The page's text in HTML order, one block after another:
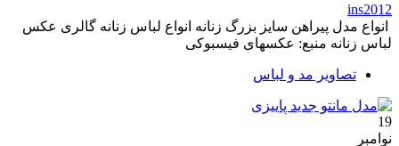
ins2012
انواع مدل پیراهن سایز بزرگ زنانه انواع لباس زنانه گالری عکس
لباس زنانه منبع: عکسهای فیسبوکی
تصاویر مد و لباس
19
نوامبر